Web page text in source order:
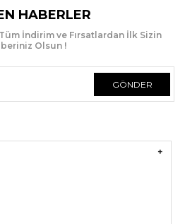
HABERLER
İndirim ve Fırsatlardan İlk Sizin
Olsun !
GÖNDER